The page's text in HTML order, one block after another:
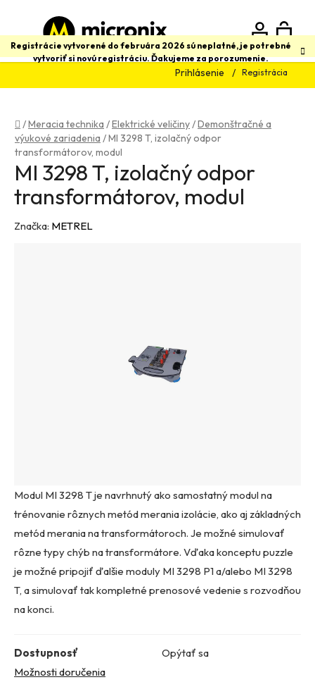
obsah
Registrácie vytvorené do februára 2026 sú neplatné, je potrebné
vytvoriť si novú registráciu. Ďakujeme za porozumenie.
Prihlásenie Registrácia
Hľadať
Domov
/Meracia technika /Elektrické veličiny/Demonštračné a
výukové zariadenia /MI 3298 T, izolačný odpor
transformátorov, modul
Modul MI 3298 T je navrhnutý ako samostatný modul na
trénovanie rôznych metód merania izolácie, ako aj základných
metód merania na transformátoroch. Je možné simulovať
rôzne typy chýb na transformátore. Vďaka konceptu puzzle
je možné pripojiť ďalšie ​​moduly MI 3298 P1 a/alebo MI 3298
T, a simulovať tak kompletné prenosové vedenie s rozvodňou
na konci.
Dostupnosť
Opýtať sa
Možnosti doručenia
MI 3298 T, izolačný odpor
transformátorov, modul
Značka: METREL